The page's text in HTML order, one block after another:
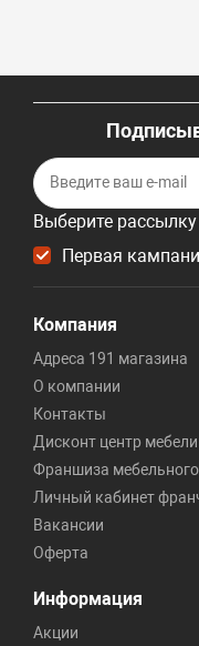
Выберите рассылку
Первая
Компания
Адреса 191 магазина
О компании
Контакты
Дисконт центр мебели
Франшиза
Личный кабинет
Вакансии
Оферта
Информация
Акции